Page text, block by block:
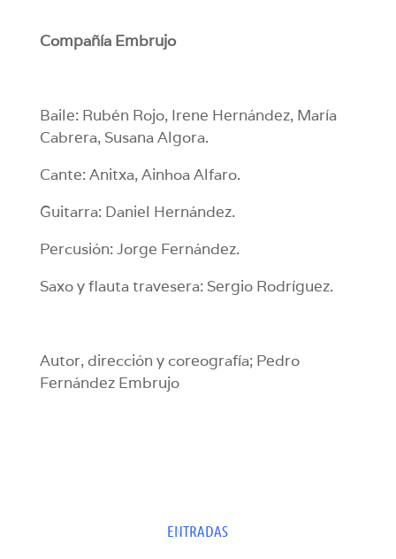
Compañía Embrujo
Baile: Rubén Rojo, Irene Hernández, María
Cabrera, Susana Algora.
Cante: Anitxa, Ainhoa Alfaro.
Guitarra: Daniel Hernández.
Percusión: Jorge Fernández.
Saxo y flauta travesera: Sergio Rodríguez.
Autor, dirección y coreografía; Pedro
Fernández Embrujo
ENTRADAS